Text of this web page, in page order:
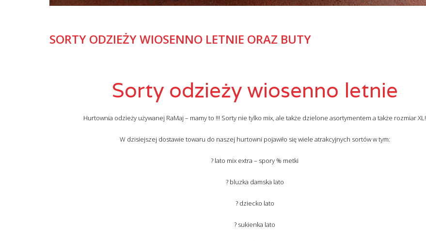
SORTY ODZIEŻY WIOSENNO LETNIE ORAZ BUTY
Sorty odzieży wiosenno letnie
Hurtownia odzieży używanej RaMaj – mamy to !!! Sorty nie tylko mix, ale także dzielone asortymentem a także rozmiar XL!
W dzisiejszej dostawie towaru do naszej hurtowni pojawiło się wiele atrakcyjnych sortów w tym:
? lato mix extra – spory % metki
? bluzka damska lato
? dziecko lato
? sukienka lato